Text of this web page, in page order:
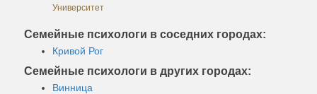
Университет
Семейные психологи в соседних городах:
Кривой Рог
Семейные психологи в других городах:
Винница